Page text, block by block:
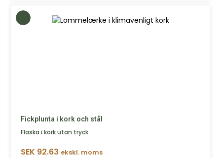
Fickplunta i kork och stål
Flaska i kork utan tryck
SEK 92.63 ekskl. moms